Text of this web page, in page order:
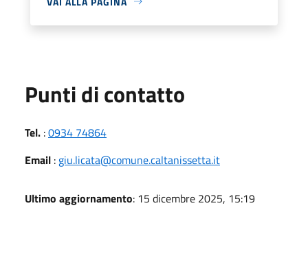
Punti di contatto
Tel. :0934 74864
Email : giu.licata@comune.caltanissetta.it
Ultimo aggiornamento: 15 dicembre 2025, 15:19